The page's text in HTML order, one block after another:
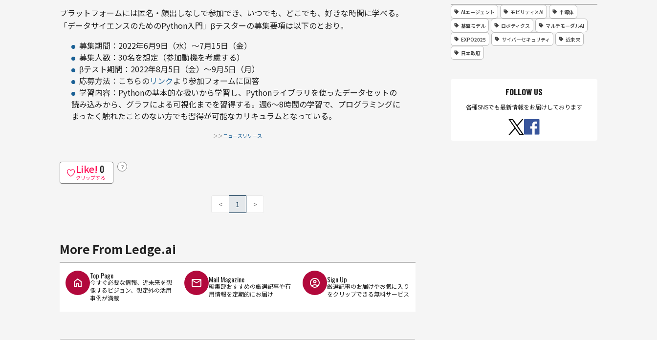
プラットフォームには匿名・顔出しなしで参加でき、いつでも、どこでも、好きな時間に学べる。
「データサイエンスのためのPython入門」βテスターの募集要項は以下のとおり。
募集期間：2022年6月9日（水）〜7月15日（金）
募集人数：30名を想定（参加動機を考慮する）
βテスト期間：2022年8月5日（金）〜9月5日（月）
応募方法：こちらのリンクより参加フォームに回答
学習内容：Pythonの基本的な扱いから学習し、Pythonライブラリを使ったデータセットの
読み込みから、グラフによる可視化までを習得する。週6〜8時間の学習で、プログラミングに
まったく触れたことのない方でも習得が可能なカリキュラムとなっている。
＞＞ニュースリリース
Like! 0
クリップする
？
< 1 >
More From Ledge.ai
Top Page
今すぐ必要な情報、近未来を想
像するビジョン、想定外の活用
事例が満載
Mail Magazine
編集部おすすめの厳選記事や有
用情報を定期的にお届け
Sign Up
厳選記事のお届けやお気に入り
をクリップできる無料サービス
AIエージェント モビリティ×AI
半導体
基盤モデル
ロボティクス
マルチモーダルAI
EXPO2025
サイバーセキュリティ
近未来
日本政府
FOLLOW US
各種SNSでも最新情報をお届けしております